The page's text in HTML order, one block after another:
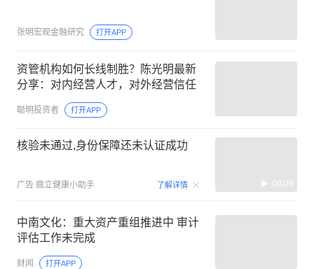
张明宏观金融研究 打开APP
资管机构如何长线制胜？陈光明最新
分享：对内经营人才，对外经营信任
聪明投资者 打开APP
核验未通过,身份保障还未认证成功
广告 鼎立健康小助手 了解详情 00:08
中南文化：重大资产重组推进中 审计
评估工作未完成
财闻 打开APP